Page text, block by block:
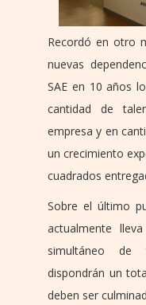
Recordó en otro
nuevas
SAE en 10 años
cantidad de
empresa y en
un crecimiento
cuadrados
Sobre el último
actualmente
simultáneo de
dispondrán un
deben ser